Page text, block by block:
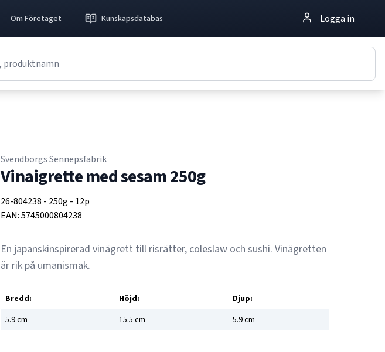
Om Företaget Kunskapsdatabas Logga in
Svendborgs Sennepsfabrik
Vinaigrette med sesam 250g
26-804238 - 250g - 12p
EAN:5745000804238
En japanskinspirerad vinägrett till risrätter, coleslaw och sushi. Vinägretten
är rik på umanismak.
Bredd: Höjd:
Djup:
5.9cm 15.5 cm 5.9cm